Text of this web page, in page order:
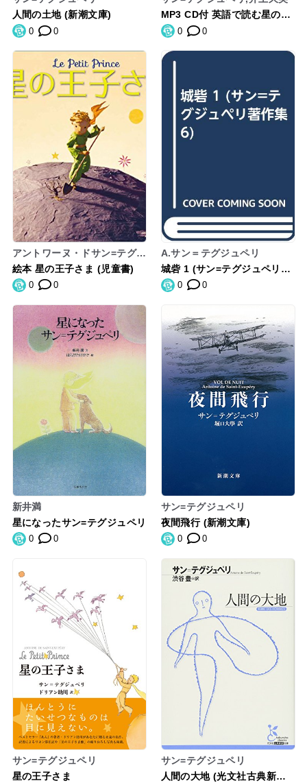
人間の土地 (新潮文庫)
0 0
MP3 CD付 英語で読む星の王
子さま The Little Prince【日
英対訳】 (IBC対訳ライブラリ
ー)
0 0
アントワーヌ・ドサン=テグジ
ュペリ
絵本 星の王子さま (児童書)
0 0
A.サン＝テグジュペリ
城砦 1 (サン=テグジュペリ著
作集 6)
0 0
新井満
星になったサン=テグジュペリ
0 0
サン=テグジュペリ
夜間飛行 (新潮文庫)
0 0
サン=テグジュペリ
星の王子さま
サン=テグジュペリ
人間の大地 (光文社古典新訳